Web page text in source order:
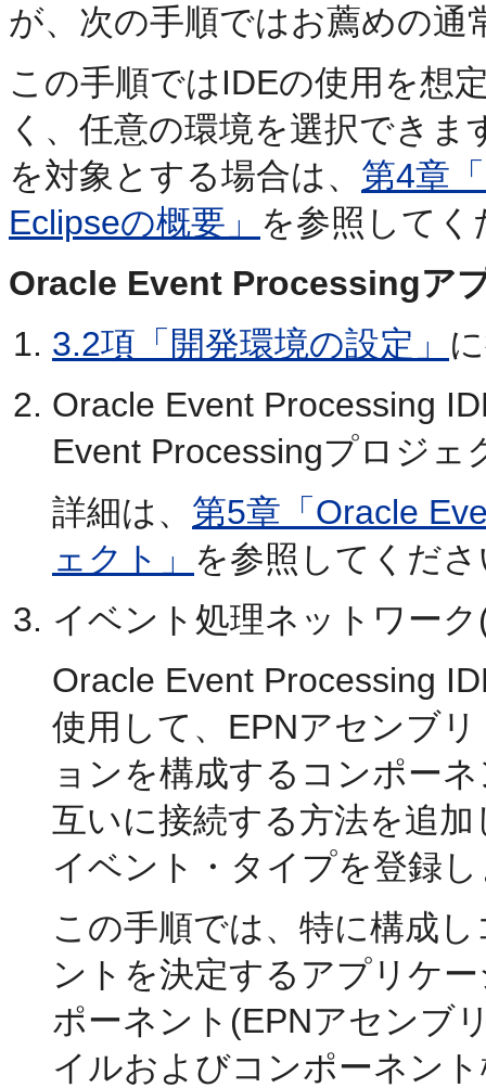
が、次の手順ではお薦めの
この手順ではIDEの使用を想
く、任意の環境を選択でき
を対象とする場合は、 第4章
Eclipseの概要」 を参照してく
Oracle Event Processingア
3.2項「開発環境の設定」
Oracle Event Processing
Event Processingプロジェ
詳細は、 第5章「Oracle
ェクト」 を参照してくだ
イベント処理ネットワー
Oracle Event Processing
使用して、EPNアセンブ
ョンを構成するコンポー
互いに接続する方法を追
イベント・タイプを登録
この手順では、特に構成
ントを決定するアプリケ
ポーネント(EPNアセンブ
イルおよびコンポーネン